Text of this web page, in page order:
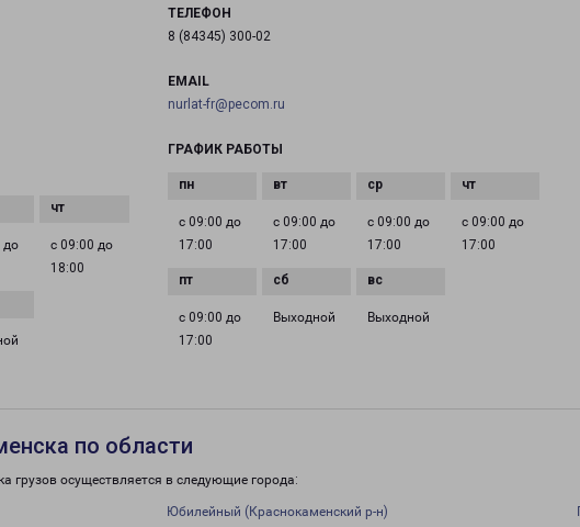
до
с 09:00 до
18:00
ТЕЛЕФОН
8 (84345) 300-02
EMAIL
nurlat-fr@pecom.ru
ГРАФИК РАБОТЫ
с 09:00 до
17:00
с 09:00 до
17:00
с 09:00 до
17:00
с 09:00 до
17:00
с 09:00 до
17:00
Выходной Выходной
по области
грузов осуществляется в следующие города:
Юбилейный (Краснокаменский р-н)